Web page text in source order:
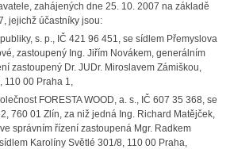
zahájených dne 25. 10. 2007 na základě
jejichž účastníky jsou:
s. p., IČ 421 96 451, se sídlem Přemyslova
zastoupený Ing. Jiřím Novákem, generálním
zastoupený Dr. JUDr. Miroslavem Zámiškou,
110 00 Praha 1,
FORESTA WOOD, a. s., IČ 607 35 368, se
760 01 Zlín, za niž jedná Ing. Richard Matějček,
správním řízení zastoupená Mgr. Radkem
Karolíny Světlé 301/8, 110 00 Praha,